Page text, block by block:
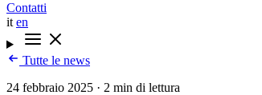
Contatti
it en
Tutte le news
24 febbraio 2025 · 2 min di lettura